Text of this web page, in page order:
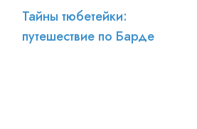
Тайны тюбетейки:
путешествие по Барде